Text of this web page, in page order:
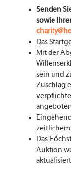
Senden
sowie
Das
Mit der
sein und
Zuschlag
zeitlichem
Das
Auktion